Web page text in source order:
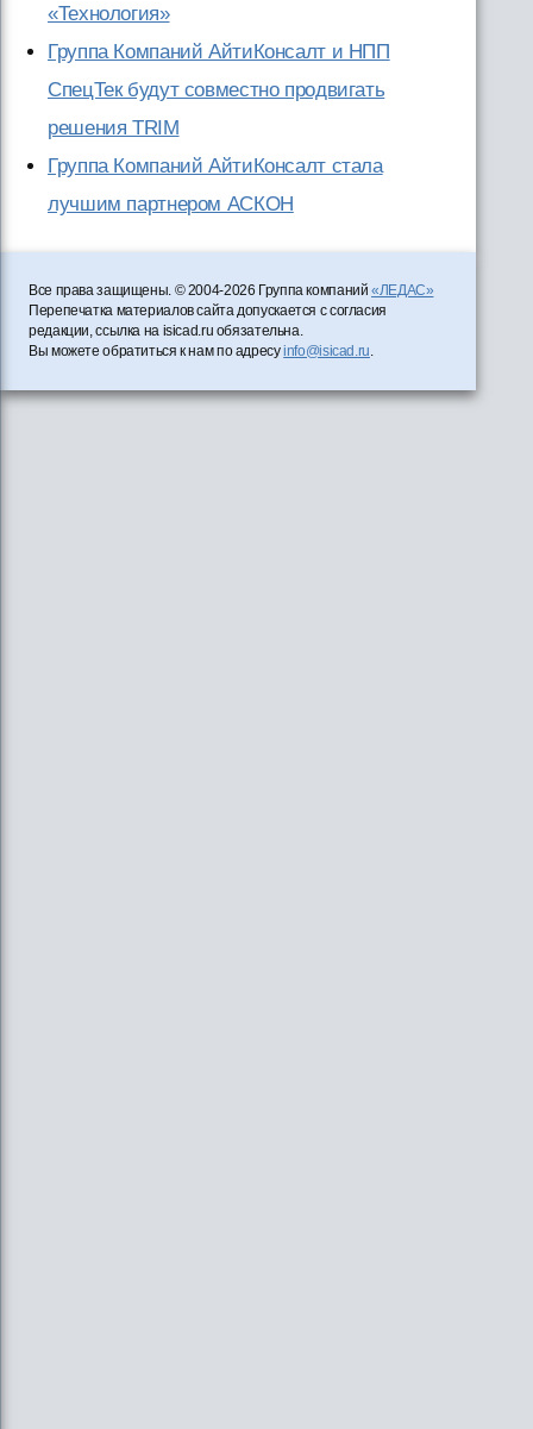
«Технология»
Группа Компаний АйтиКонсалт и НПП
СпецТек будут совместно продвигать
решения TRIM
Группа Компаний АйтиКонсалт стала
лучшим партнером АСКОН
Все права защищены. © 2004-2026 Группа компаний«ЛЕДАС»
Перепечатка материалов сайта допускается с согласия
редакции, ссылка на isicad.ru обязательна.
Вы можете обратиться к нам по адресуinfo@isicad.ru